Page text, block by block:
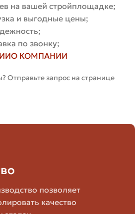
Высокая, прочный
высокая
Низкое
Высокая Высокая
Классическая
кладка, требует
навыка
на вашей стройплощадке;
и выгодные цены;
по звонку;
О КОМПАНИИ
Отправьте запрос на странице
позволяет
качество